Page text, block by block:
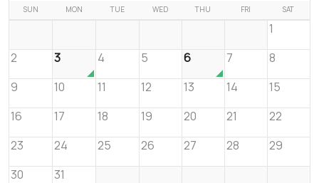
SUN MON TUE WED THU FRI SAT
1
2
3 4 5 6 7
8
9
10 11 12 13 14
15
16
17 18 19 20 21
22
23
24 25 26 27 28
29
30
31